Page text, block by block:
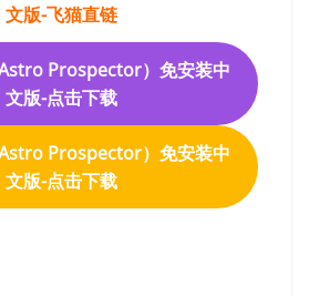
文版-飞猫直链
Prospector）免安装中
文版-点击下载
Prospector）免安装中
文版-点击下载